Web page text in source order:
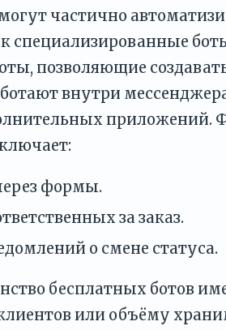
частично
специализированные
позволяющие
внутри
приложений.
формы.
за заказ.
о смене статуса.
бесплатных ботов
или объёму